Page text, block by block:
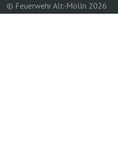
© Feuerwehr Alt-Mölln 2026